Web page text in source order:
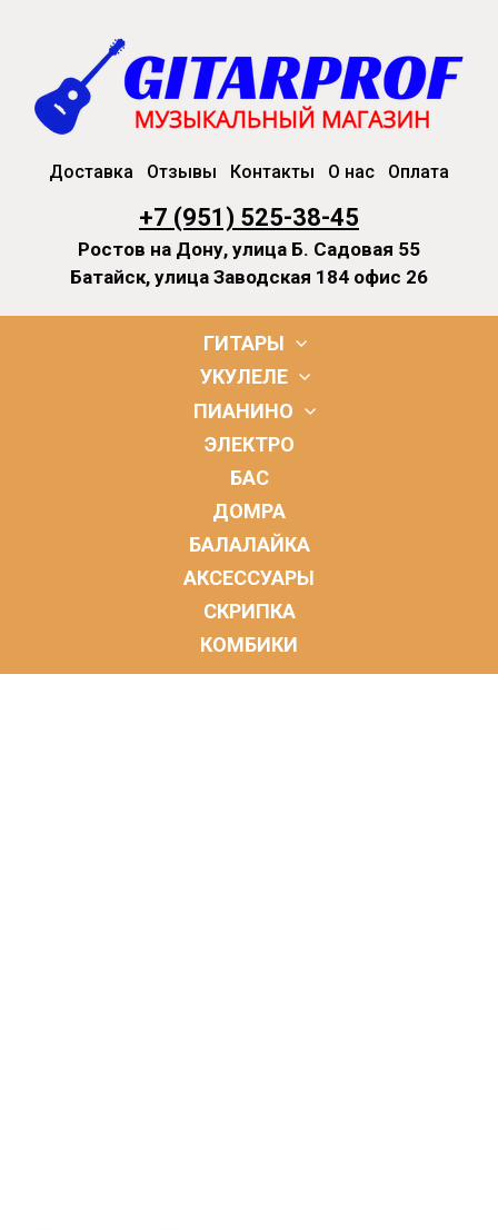
Доставка Отзывы Контакты О нас Оплата
+7 (951) 525-38-45
Ростов на Дону, улица Б. Садовая 55
Батайск, улица Заводская 184 офис 26
ГИТАРЫ
УКУЛЕЛЕ
ПИАНИНО
ЭЛЕКТРО
БАС
ДОМРА
БАЛАЛАЙКА
АКСЕССУАРЫ
СКРИПКА
КОМБИКИ